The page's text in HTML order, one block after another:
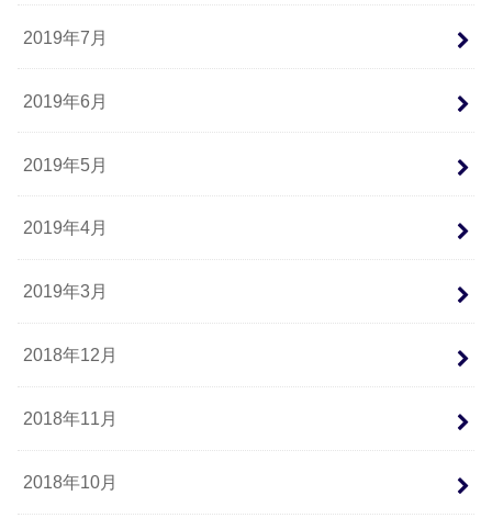
2019年7月
2019年6月
2019年5月
2019年4月
2019年3月
2018年12月
2018年11月
2018年10月